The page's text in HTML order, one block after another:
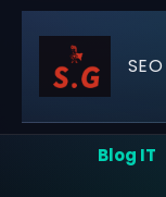
Blog IT